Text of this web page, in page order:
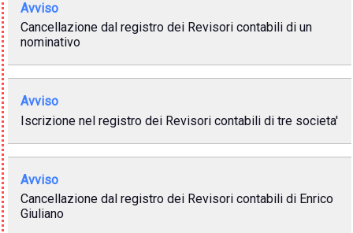
Avviso
Cancellazione dal registro dei Revisori contabili di un
nominativo
Avviso
Iscrizione nel registro dei Revisori contabili di tre societa'
Avviso
Cancellazione dal registro dei Revisori contabili di Enrico
Giuliano